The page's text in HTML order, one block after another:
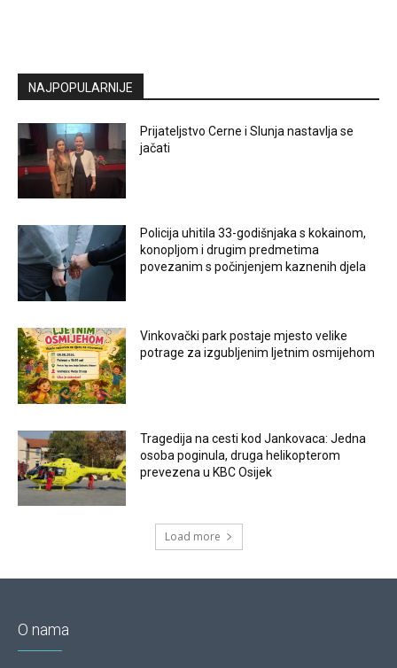
NAJPOPULARNIJE
Prijateljstvo Cerne i Slunja nastavlja se
jačati
Policija uhitila 33-godišnjaka s kokainom,
konopljom i drugim predmetima
povezanim s počinjenjem kaznenih djela
Vinkovački park postaje mjesto velike
potrage za izgubljenim ljetnim osmijehom
Tragedija na cesti kod Jankovaca: Jedna
osoba poginula, druga helikopterom
prevezena u KBC Osijek
Load more
O nama